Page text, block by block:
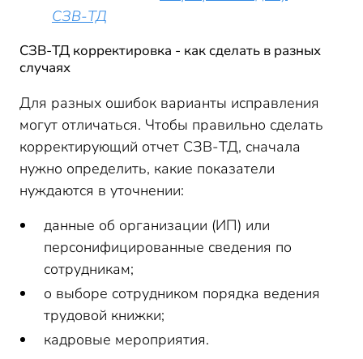
СЗВ-ТД
СЗВ-ТД корректировка - как сделать в разных
случаях
Для разных ошибок варианты исправления
могут отличаться. Чтобы правильно сделать
корректирующий отчет СЗВ-ТД, сначала
нужно определить, какие показатели
нуждаются в уточнении:
данные об организации (ИП) или
персонифицированные сведения по
сотрудникам;
о выборе сотрудником порядка ведения
трудовой книжки;
кадровые мероприятия.